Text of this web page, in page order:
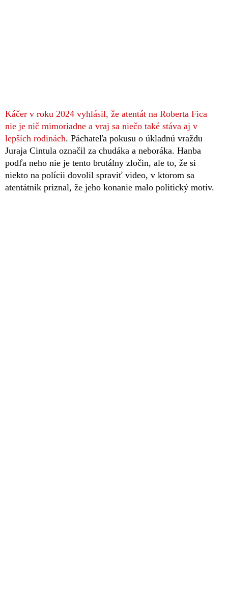
Káčer v roku 2024 vyhlásil, že atentát na Roberta Fica
nie je nič mimoriadne a vraj sa niečo také stáva aj v
lepších rodinách. Páchateľa pokusu o úkladnú vraždu
Juraja Cintula označil za chudáka a neboráka. Hanba
podľa neho nie je tento brutálny zločin, ale to, že si
niekto na polícii dovolil spraviť video, v ktorom sa
atentátnik priznal, že jeho konanie malo politický motív.